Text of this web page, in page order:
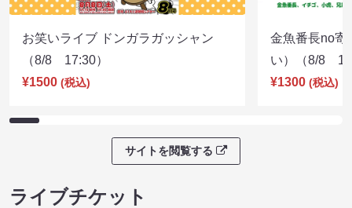
お笑いライブ ドンガラガッシャン
（8/8 17:30）
¥1500 (税込)
金魚番長no寄
い）（8/8
¥1300 (税込)
サイトを閲覧する
ライブチケット